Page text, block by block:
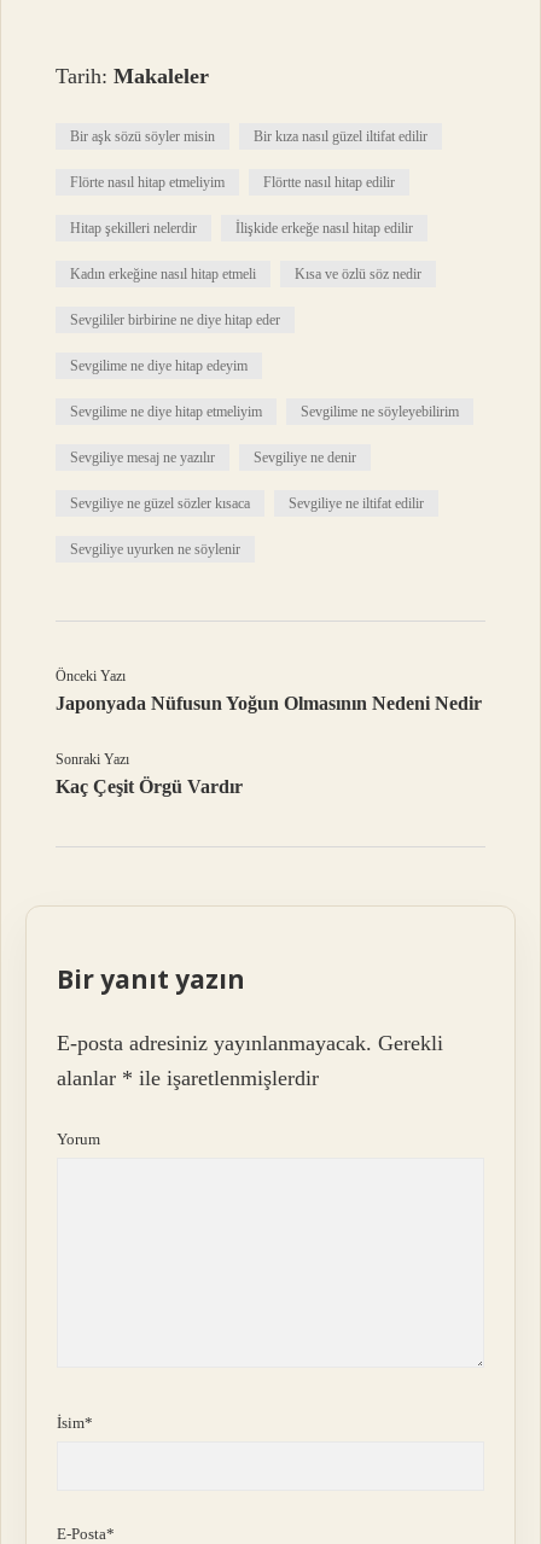
Tarih:Makaleler
Bir aşk sözü söyler misin Bir kıza nasıl güzel iltifat edilir
Flörte nasıl hitap etmeliyim Flörtte nasıl hitap edilir
Hitap şekilleri nelerdir İlişkide erkeğe nasıl hitap edilir
Kadın erkeğine nasıl hitap etmeli Kısa ve özlü söz nedir
Sevgililer birbirine ne diye hitap eder
Sevgilime ne diye hitap edeyim
Sevgilime ne diye hitap etmeliyim Sevgilime ne söyleyebilirim
Sevgiliye mesaj ne yazılır Sevgiliye ne denir
Sevgiliye ne güzel sözler kısaca Sevgiliye ne iltifat edilir
Sevgiliye uyurken ne söylenir
Önceki Yazı
Japonyada Nüfusun Yoğun Olmasının Nedeni Nedir
Sonraki Yazı
Kaç Çeşit Örgü Vardır
Bir yanıt yazın
E-posta adresiniz yayınlanmayacak. Gerekli
alanlar * ile işaretlenmişlerdir
Yorum
İsim*
E-Posta*